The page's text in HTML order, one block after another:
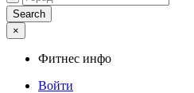
×
Фитнес инфо
Войти